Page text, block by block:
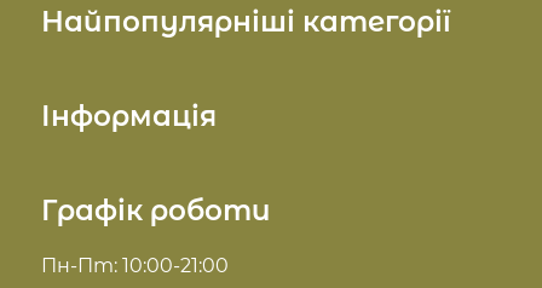
Графік роботи
Пн-Пт: 10:00-21:00
Найпопулярніші категорії
Косметика для волосся
Комплекси для обличчя
Інформація